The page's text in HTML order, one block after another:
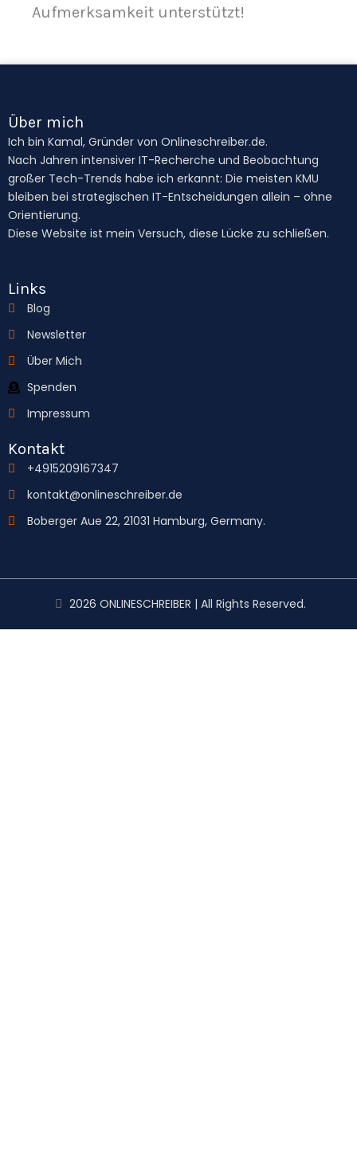
Aufmerksamkeit unterstützt!
Über mich
Ich bin Kamal, Gründer von Onlineschreiber.de.
Nach Jahren intensiver IT-Recherche und Beobachtung
großer Tech-Trends habe ich erkannt: Die meisten KMU
bleiben bei strategischen IT-Entscheidungen allein – ohne
Orientierung.
Diese Website ist mein Versuch, diese Lücke zu schließen.
Links
Blog
Newsletter
Über Mich
Spenden
Impressum
Kontakt
+4915209167347
kontakt@onlineschreiber.de
Boberger Aue 22, 21031 Hamburg, Germany.
2026 ONLINESCHREIBER | All Rights Reserved.